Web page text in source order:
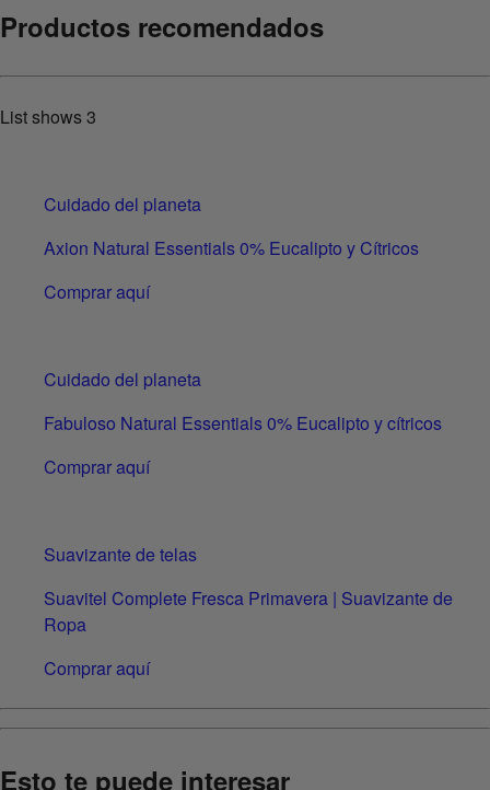
Productos recomendados
List shows3
Cuidado del planeta
Axion Natural Essentials 0% Eucalipto y Cítricos
Comprar aquí
Cuidado del planeta
Fabuloso Natural Essentials 0% Eucalipto y cítricos
Comprar aquí
Suavizante de telas
Suavitel Complete Fresca Primavera | Suavizante de
Ropa
Comprar aquí
Esto te puede interesar